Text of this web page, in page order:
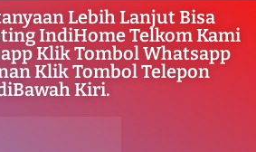
Lebih Lanjut Bisa
IndiHome Telkom Kami
Klik Tombol Whatsapp
Klik Tombol Telepon
Kiri.